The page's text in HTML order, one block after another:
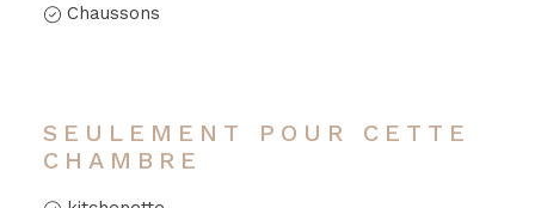
Chaussons
SEULEMENT POUR CETTE
CHAMBRE